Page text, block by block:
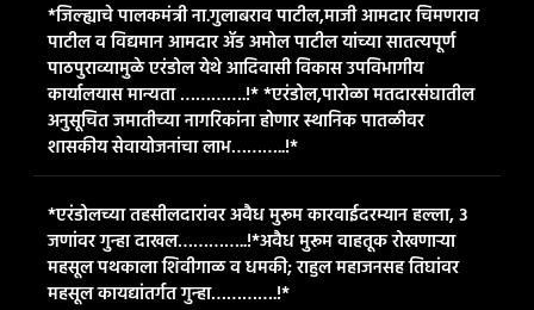
*जिल्ह्याचे पालकमंत्री ना.गुलाबराव पाटील,माजी आमदार चिमणराव
पाटील व विद्यमान आमदार ॲड अमोल पाटील यांच्या सातत्यपूर्ण
पाठपुराव्यामुळे एरंडोल येथे आदिवासी विकास उपविभागीय
कार्यालयास मान्यता ………….!* *एरंडोल,पारोळा मतदारसंघातील
अनुसूचित जमातीच्या नागरिकांना होणार स्थानिक पातळीवर
शासकीय सेवायोजनांचा लाभ………..!*
*एरंडोलच्या तहसीलदारांवर अवैध मुरूम कारवाईदरम्यान हल्ला, ३
जणांवर गुन्हा दाखल…………..!*​अवैध मुरूम वाहतूक रोखणाऱ्या
महसूल पथकाला शिवीगाळ व धमकी; राहुल महाजनसह तिघांवर
महसूल कायद्यांतर्गत गुन्हा………….!*